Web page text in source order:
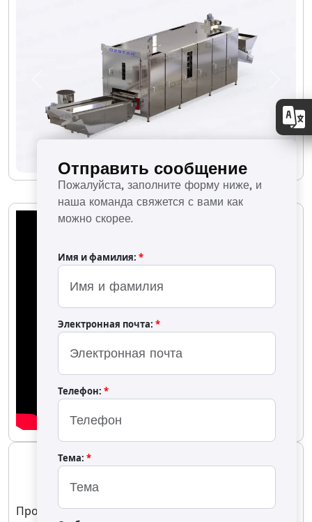
Previous
OS-5000P Печь для сушки
Производительность сушильной печи может
Отправить сообщение
Пожалуйста, заполните форму ниже, и
наша команда свяжется с вами как
можно скорее.
Имя и фамилия: *
Электронная почта: *
Телефон: *
Тема: *